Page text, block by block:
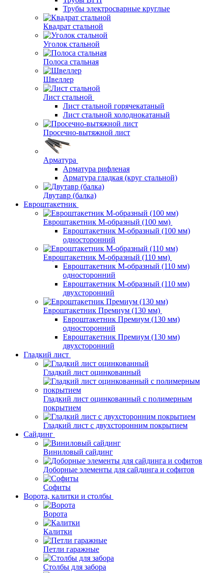
Трубы электросварные круглые
Квадрат стальной
Уголок стальной
Полоса стальная
Швеллер
Лист стальной
Лист стальной горячекатаный
Лист стальной холоднокатаный
Просечно-вытяжной лист
Арматура
Арматура рифленая
Арматура гладкая (круг стальной)
Двутавр (балка)
Евроштакетник
Евроштакетник М-образный (100 мм)
Евроштакетник М-образный (100 мм)
односторонний
Евроштакетник М-образный (110 мм)
Евроштакетник М-образный (110 мм)
односторонний
Евроштакетник М-образный (110 мм)
двухсторонний
Евроштакетник Премиум (130 мм)
Евроштакетник Премиум (130 мм)
односторонний
Евроштакетник Премиум (130 мм)
двухсторонний
Гладкий лист
Гладкий лист оцинкованный
Гладкий лист оцинкованный с полимерным
покрытием
Гладкий лист с двухсторонним покрытием
Сайдинг
Виниловый сайдинг
Доборные элементы для сайдинга и софитов
Софиты
Ворота, калитки и столбы
Ворота
Калитки
Петли гаражные
Столбы для забора